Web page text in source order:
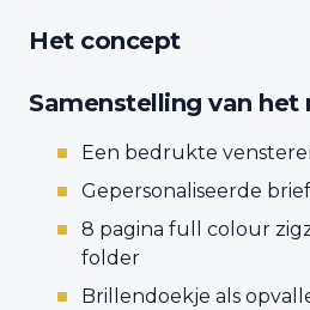
Het concept
Samenstelling van het
Een bedrukte
Gepersonaliseerde brief
8 pagina full colour
folder
Brillendoekje als